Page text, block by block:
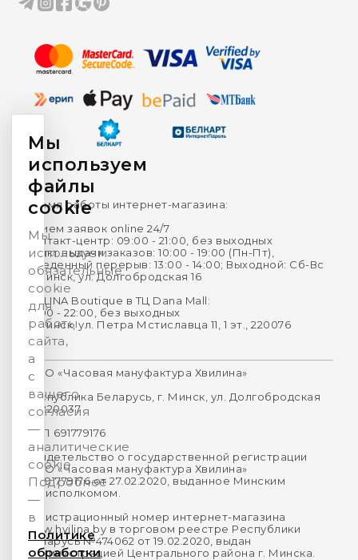
Время работы интернет-магазина:
Прием заявок online 24/7
Контакт-центр: 09:00 - 21:00, без выходных
Пункт выдачи заказов: 10:00 - 19:00 (Пн-Пт),
Обеденный перерыв: 13:00 - 14:00; Выходной: Сб-Вс
г. Минск, ул. Долгобродская 16
HVILINA Boutique в ТЦ Dana Mall:
10:00 - 22:00, без выходных
г. Минск, ул. Петра Мстиславца 11, 1 эт., 220076
ООО «Часовая мануфактура Хвилина»
Республика Беларусь, г. Минск, ул. Долгобродская
16, 220037
УНП 691779176
Свидетельство о государственной регистрации
ООО «Часовая мануфактура Хвилина»
№691779176 от 27.02.2020, выданное Минским
горисполкомом.
Регистрационный номер интернет-магазина
www.hvilina.by в торговом реестре Республики
Беларусь №474062 от 19.02.2020, выдан
Администрацией Центрального района г. Минска.
Мы
используем
файлы
cookie
Мы
используем
обязательные
cookie
для
работы
сайта,
а
с
вашего
согласия
—
аналитические
cookie.
Подробнее
—
в
Политике
обработки